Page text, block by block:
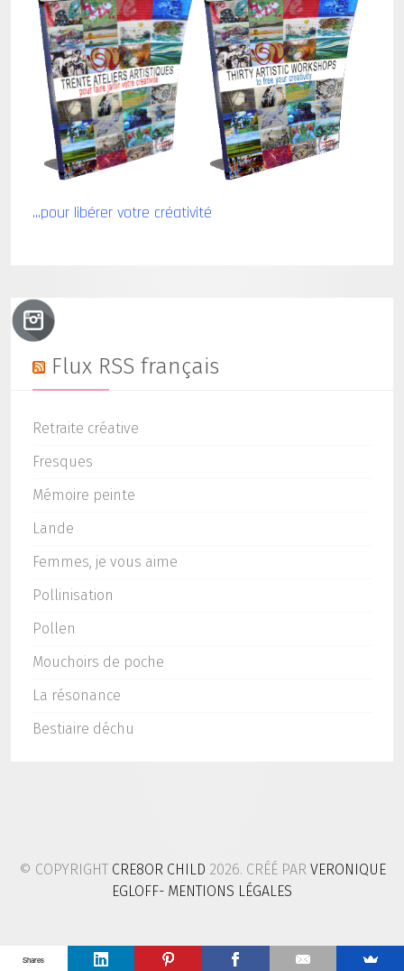
...pour libérer votre créativité
Flux RSS français
Retraite créative
Fresques
Mémoire peinte
Lande
Femmes, je vous aime
Pollinisation
Pollen
Mouchoirs de poche
La résonance
Bestiaire déchu
© COPYRIGHT CRE8OR CHILD 2026. CRÉÉ PAR VERONIQUE
EGLOFF- MENTIONS LÉGALES
Shares